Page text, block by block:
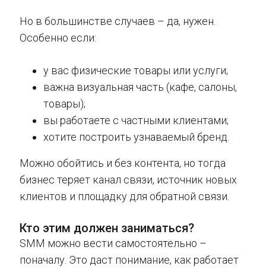
Но в большинстве случаев – да, нужен.
Особенно если:
у вас физические товары или услуги;
важна визуальная часть (кафе, салоны,
товары);
вы работаете с частными клиентами;
хотите построить узнаваемый бренд.
Можно обойтись и без контента, но тогда
бизнес теряет канал связи, источник новых
клиентов и площадку для обратной связи.
Кто этим должен заниматься?
SMM можно вести самостоятельно –
поначалу. Это даст понимание, как работает